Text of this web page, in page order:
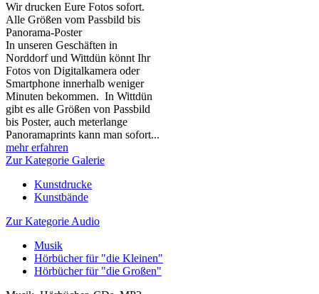
Wir drucken Eure Fotos sofort.
Alle Größen vom Passbild bis
Panorama-Poster
In unseren Geschäften in
Norddorf und Wittdün könnt Ihr
Fotos von Digitalkamera oder
Smartphone innerhalb weniger
Minuten bekommen. In Wittdün
gibt es alle Größen von Passbild
bis Poster, auch meterlange
Panoramaprints kann man sofort...
mehr erfahren
Zur Kategorie Galerie
Kunstdrucke
Kunstbände
Zur Kategorie Audio
Musik
Hörbücher für "die Kleinen"
Hörbücher für "die Großen"